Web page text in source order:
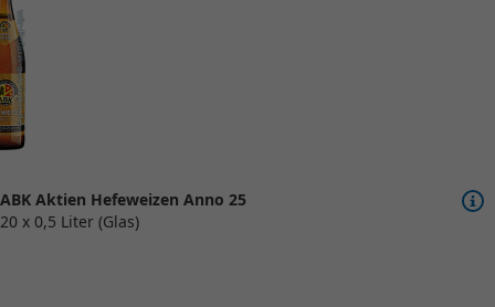
ABK Aktien Hefeweizen Anno 25
20 x 0,5 Liter (Glas)